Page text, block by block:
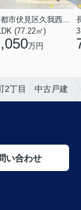
京都市伏見区久我西出町
(77.22㎡)
万円
2丁目 中古戸建
い合わせ